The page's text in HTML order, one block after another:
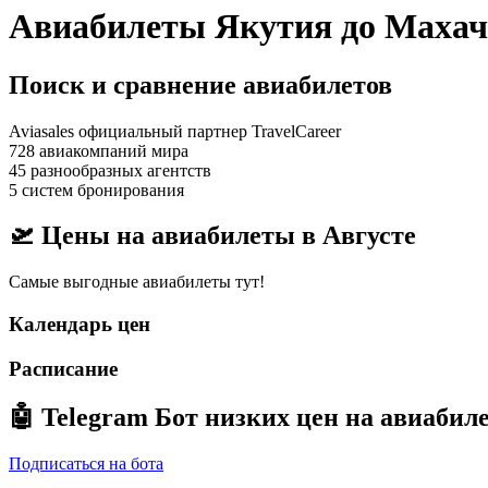
Авиабилеты Якутия до
Поиск и сравнение авиабилетов
Aviasales официальный партнер TravelCareer
728 авиакомпаний мира
45 разнообразных агентств
5 систем бронирования
🛫 Цены на авиабилеты в Августе
Самые выгодные авиабилеты тут!
Календарь цен
Расписание
🤖 Telegram Бот низких цен на
Подписаться на бота